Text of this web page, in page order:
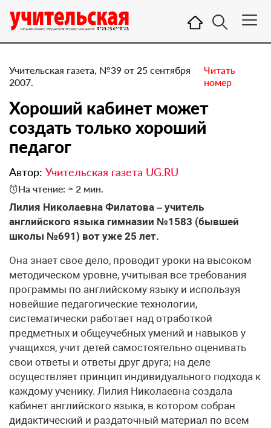
Учительская газета, №39 от 25 сентября
2007.
Читать
номер
Хороший кабинет может
создать только хороший
педагог
Автор: Учительская газета UG.RU
На чтение: ≈ 2 мин.
Лилия Николаевна Филатова – учитель
английского языка гимназии №1583 (бывшей
школы №691) вот уже 25 лет.
Она знает свое дело, проводит уроки на высоком
методическом уровне, учитывая все требования
программы по английскому языку и используя
новейшие педагогические технологии,
систематически работает над отработкой
предметных и общеучебных умений и навыков у
учащихся, учит детей самостоятельно оценивать
свои ответы и ответы друг друга; на деле
осуществляет принцип индивидуального подхода к
каждому ученику. Лилия Николаевна создала
кабинет английского языка, в котором собран
дидактический и раздаточный материал по всем